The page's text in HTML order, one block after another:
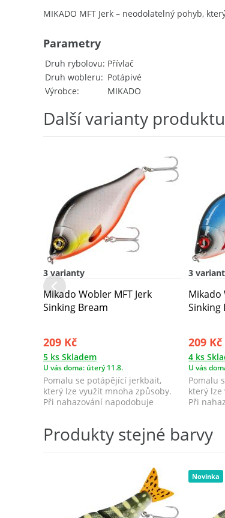
MIKADO MFT Jerk – neodolatelný pohyb,
Druh rybolovu Přívlač
Druh wobleru
Potápivé
Výrobce
MIKADO
Parametry
Další varianty produktu
3 varianty
Mikado Wobler MFT Jerk
Sinking Bream
209 Kč
5 ks Skladem
U vás doma: úterý 11.8.
Pomalu se potápějící jerkbait,
který lze využít mnoha způsoby.
Při nahazování napodobuje
3
Mikado
Sinking
209 Kč
4 ks
U vás
Pomalu
který lze
Při
Produkty stejné barvy
Novinka